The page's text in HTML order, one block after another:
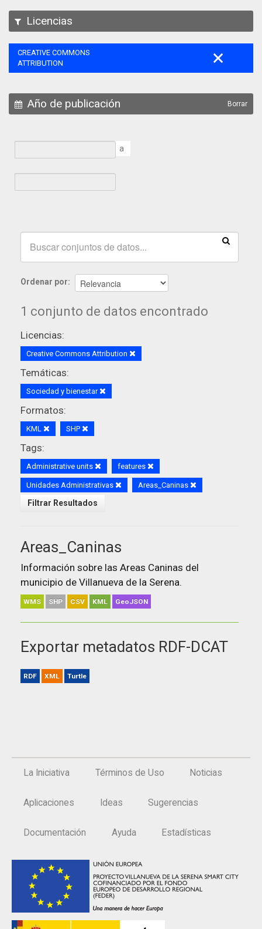
Licencias
CREATIVE COMMONS
ATTRIBUTION
Año de publicación Borrar
a
Ordenar por
1 conjunto de datos encontrado
Licencias:
Creative Commons Attribution
Temáticas:
Sociedad y bienestar
Formatos:
KML SHP
Tags:
Administrative units features
Unidades Administrativas Areas_Caninas
Filtrar Resultados
Areas_Caninas
Información sobre las Areas Caninas del
municipio de Villanueva de la Serena.
WMS SHP CSV KML GeoJSON
Exportar metadatos RDF-DCAT
RDF XML Turtle
La Iniciativa Términos de Uso Noticias
Aplicaciones Ideas Sugerencias
Documentación Ayuda Estadísticas